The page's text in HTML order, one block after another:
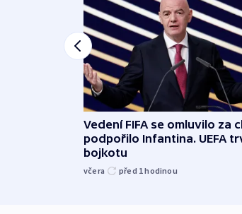
Vedení FIFA se omluvilo za
podpořilo Infantina. UEFA
bojkotu
včera před 1hodinou